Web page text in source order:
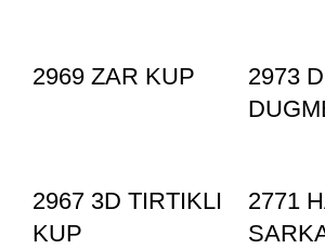
2969 ZAR KUP
2973
2967 3D TIRTIKLI
KUP
2771